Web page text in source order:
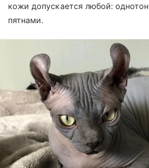
кожи допускается любой:
пятнами.